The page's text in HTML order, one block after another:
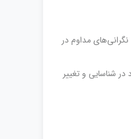
مداوم در
شناسایی و تغییر